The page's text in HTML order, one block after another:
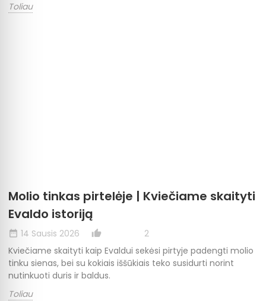
Toliau
Molio tinkas pirtelėje | Kviečiame skaityti
Evaldo istoriją
date_range 14 Sausis 2026 thumb_up_alt
2
Kviečiame skaityti kaip Evaldui sekėsi pirtyje padengti molio
tinku sienas, bei su kokiais iššūkiais teko susidurti norint
nutinkuoti duris ir baldus.
Toliau